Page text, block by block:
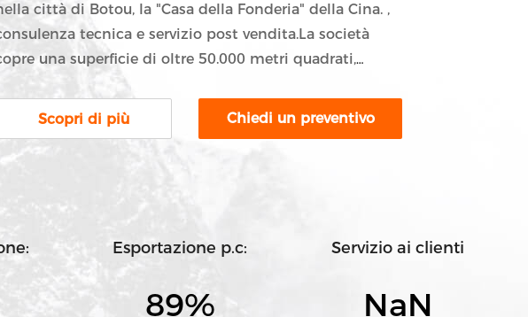
città di Botou, la "Casa della Fonderia" della Cina. ,
tecnica e servizio post vendita.La società
una superficie di oltre 50.000 metri quadrati,
attualmente impiega oltre 300 persone, 15 ingegneri
tecnici e due team di ricerca e sviluppo.000 tonnellate di
pezzi di colata e 200I principali prodotti di Jhy
comprendono decine di serie di valvole di
...
Scopri di più Chiedi un preventivo
Esportazione p.c:
90%
Servizio ai clienti
NaN